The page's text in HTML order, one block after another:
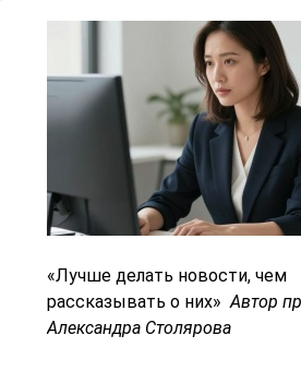
«Лучше делать новости, чем
рассказывать о них»Автор
Александра Столярова